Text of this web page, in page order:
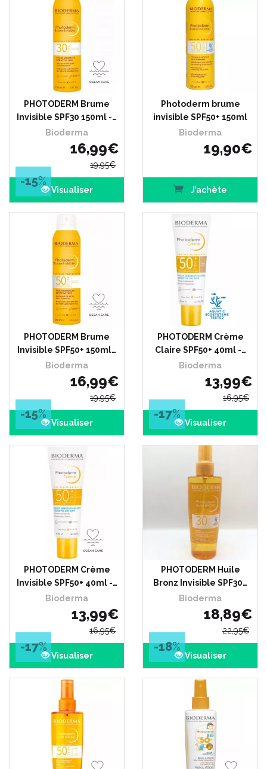
PHOTODERM Brume
Invisible SPF30 150ml -…
Bioderma
16,99€
19,95€
-15%
Visualiser
Photoderm brume
invisible SPF50+ 150ml
Bioderma
19,90€
J’achète
PHOTODERM Brume
Invisible SPF50+ 150ml…
Bioderma
16,99€
19,95€
-15%
Visualiser
PHOTODERM Crème
Claire SPF50+ 40ml -…
Bioderma
13,99€
16,95€
-17%
Visualiser
PHOTODERM Crème
Invisible SPF50+ 40ml -…
Bioderma
13,99€
16,95€
-17%
Visualiser
PHOTODERM Huile
Bronz Invisible SPF30…
Bioderma
18,89€
22,95€
-18%
Visualiser